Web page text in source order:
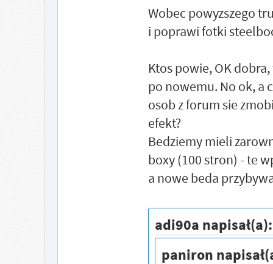
Wobec powyzszego
i poprawi fotki
Ktos powie, OK
po nowemu. No ok, a
osob z forum sie
efekt?
Bedziemy mieli
boxy (100 stron) - te
a nowe beda
adi90a
paniron